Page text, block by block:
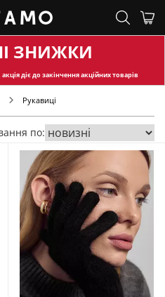
ЗНИЖКИ
діє до закінчення акційних товарів
Рукавиці
по: